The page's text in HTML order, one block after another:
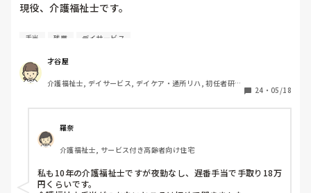
現役、介護福祉士です。
男性、大卒、介護業界9年目です。
さて、本題です。
基本給は14万円、宿直手当てが3000円で
介護福祉士の資格手当はありません。
かなりの薄給だと感じます。
宿直手当てがあってなんとか手取り
10万円いくかいかないかです。
手当 残業 デイサービス
才谷屋
介護福祉士, デイサービス, デイケア・通所リハ, 初任者研
24 ・ 05/18
羅奈
介護福祉士, サービス付き高齢者向け住宅
私も10年の介護福祉士ですが夜勤なし、遅番手当で手取り18万
円くらいです。